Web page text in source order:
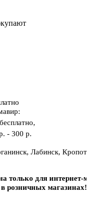
- 300 р.
Лабинск,
только для
в розничных магазинах!